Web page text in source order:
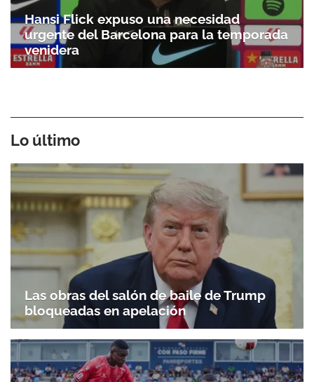
Hansi Flick expuso una necesidad
urgente del Barcelona para la temporada
venidera
Lo último
Las obras del salón de baile de Trump
bloqueadas en apelación